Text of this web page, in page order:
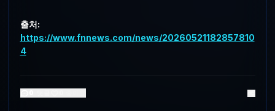
출처:
https://www.fnnews.com/news/20260521182857810
4